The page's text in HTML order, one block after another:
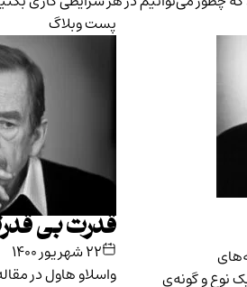
نوع و گونه‌ی
پست وبلاگ
قدرت بی
۲۲ شهریور ۱۴۰۰
واسلاو هاول در